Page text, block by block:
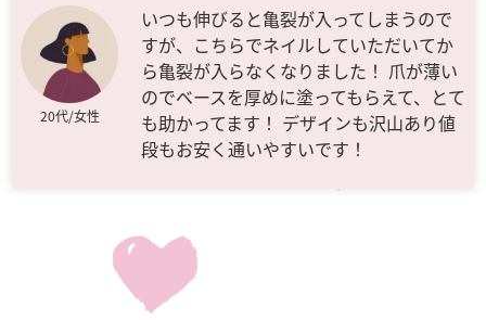
20代/女性
いつも伸びると亀裂が入ってしまうので
すが、こちらでネイルしていただいてか
ら亀裂が入らなくなりました！ 爪が薄い
のでベースを厚めに塗ってもらえて、とて
も助かってます！ デザインも沢山あり値
段もお安く通いやすいです！